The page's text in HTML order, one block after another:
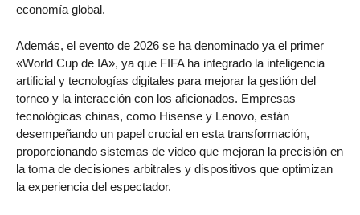
economía global.
Además, el evento de 2026 se ha denominado ya el primer
«World Cup de IA», ya que FIFA ha integrado la inteligencia
artificial y tecnologías digitales para mejorar la gestión del
torneo y la interacción con los aficionados. Empresas
tecnológicas chinas, como Hisense y Lenovo, están
desempeñando un papel crucial en esta transformación,
proporcionando sistemas de video que mejoran la precisión en
la toma de decisiones arbitrales y dispositivos que optimizan
la experiencia del espectador.